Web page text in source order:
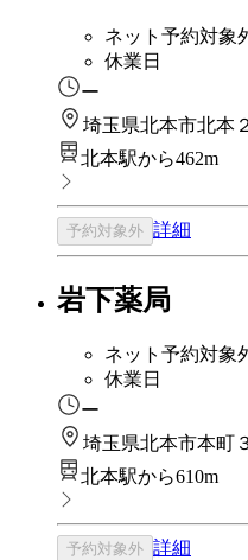
ネット予約対象
休業日
ー
埼玉県北本市北本
北本駅から462m
予約対象外 詳細
岩下薬局
ネット予約対象
休業日
ー
埼玉県北本市本町
北本駅から610m
予約対象外 詳細